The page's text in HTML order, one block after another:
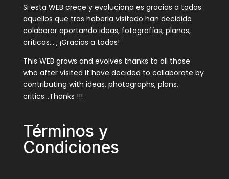
Si esta WEB crece y evoluciona es gracias a todos
aquellos que tras haberla visitado han decidido
colaborar aportando ideas, fotografías, planos,
críticas… , ¡Gracias a todos!
This WEB grows and evolves thanks to all those
who after visited it have decided to collaborate by
contributing with ideas, photographs, plans,
critics…Thanks !!!
Términos y
Condiciones